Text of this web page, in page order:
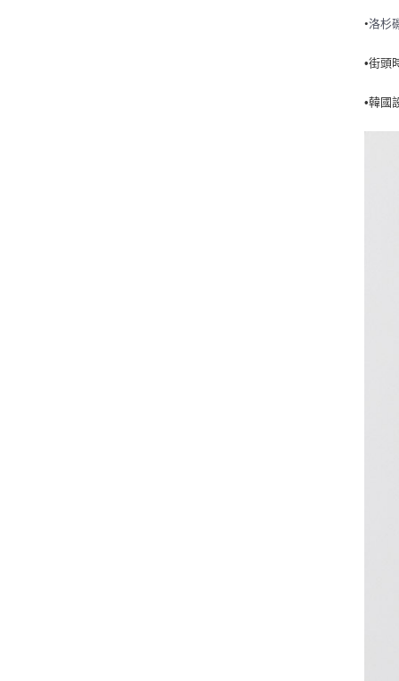
•洛杉
•街頭
•韓國